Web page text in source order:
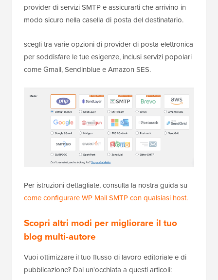
provider di servizi SMTP e assicurarti che arrivino in
modo sicuro nella casella di posta del destinatario.
scegli tra varie opzioni di provider di posta elettronica
per soddisfare le tue esigenze, inclusi servizi popolari
come Gmail, Sendinblue e Amazon SES.
Per istruzioni dettagliate, consulta la nostra guida su
come configurare WP Mail SMTP con qualsiasi host.
Scopri altri modi per migliorare il tuo
blog multi-autore
Vuoi ottimizzare il tuo flusso di lavoro editoriale e di
pubblicazione? Dai un'occhiata a questi articoli: